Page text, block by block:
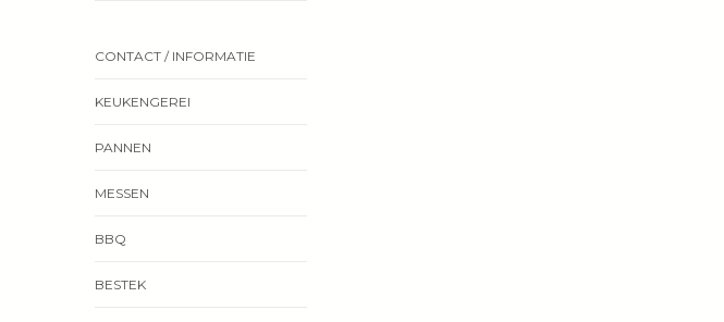
CONTACT / INFORMATIE
KEUKENGEREI
PANNEN
MESSEN
BBQ
BESTEK